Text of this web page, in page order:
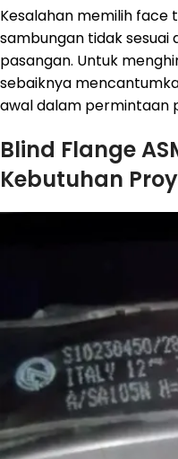
Kesalahan memilih
sambungan tidak
pasangan. Untuk
sebaiknya
awal dalam permintaan
Blind Flange
Kebutuhan